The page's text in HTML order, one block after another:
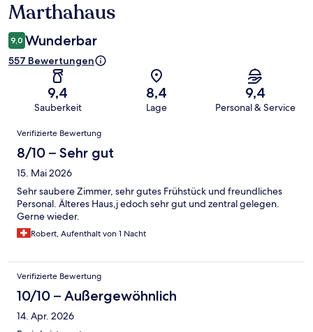
Marthahaus
9,0 Wunderbar
557 Bewertungen
9,4
Sauberkeit
8,4
Lage
9,4
Personal & Service
Bewertungen
Verifizierte Bewertung
8/10 – Sehr gut
15. Mai 2026
Sehr saubere Zimmer, sehr gutes Frühstück und freundliches
Personal. Älteres Haus,j edoch sehr gut und zentral gelegen.
Gerne wieder.
Robert, Aufenthalt von 1 Nacht
Verifizierte Bewertung
10/10 – Außergewöhnlich
14. Apr. 2026